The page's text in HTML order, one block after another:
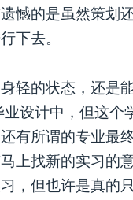
憾的是虽然策划
下去。
轻的状态，还是
设计中，但这个
有所谓的专业最
上找新的实习的
，但也许是真的